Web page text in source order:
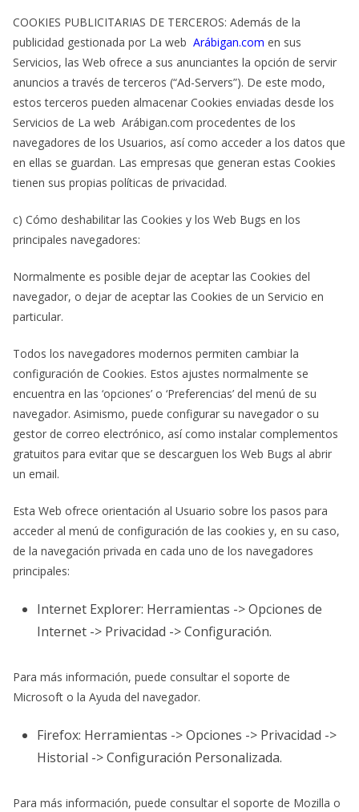
COOKIES PUBLICITARIAS DE TERCEROS: Además de la
publicidad gestionada por La web Arábigan.com en sus
Servicios, las Web ofrece a sus anunciantes la opción de servir
anuncios a través de terceros (“Ad-Servers”). De este modo,
estos terceros pueden almacenar Cookies enviadas desde los
Servicios de La web Arábigan.com procedentes de los
navegadores de los Usuarios, así como acceder a los datos que
en ellas se guardan. Las empresas que generan estas Cookies
tienen sus propias políticas de privacidad.
c) Cómo deshabilitar las Cookies y los Web Bugs en los
principales navegadores:
Normalmente es posible dejar de aceptar las Cookies del
navegador, o dejar de aceptar las Cookies de un Servicio en
particular.
Todos los navegadores modernos permiten cambiar la
configuración de Cookies. Estos ajustes normalmente se
encuentra en las ‘opciones’ o ‘Preferencias’ del menú de su
navegador. Asimismo, puede configurar su navegador o su
gestor de correo electrónico, así como instalar complementos
gratuitos para evitar que se descarguen los Web Bugs al abrir
un email.
Esta Web ofrece orientación al Usuario sobre los pasos para
acceder al menú de configuración de las cookies y, en su caso,
de la navegación privada en cada uno de los navegadores
principales:
Internet Explorer: Herramientas -> Opciones de
Internet -> Privacidad -> Configuración.
Para más información, puede consultar el soporte de
Microsoft o la Ayuda del navegador.
Firefox: Herramientas -> Opciones -> Privacidad ->
Historial -> Configuración Personalizada.
Para más información, puede consultar el soporte de Mozilla o